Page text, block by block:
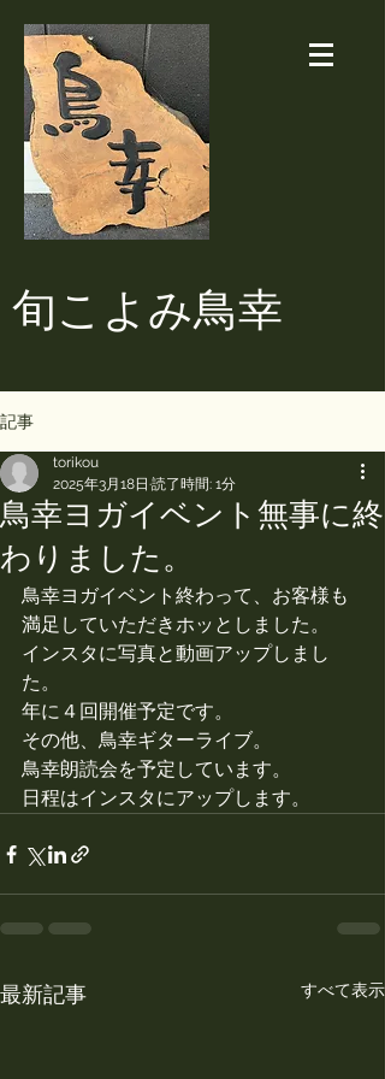
​旬こよみ鳥幸
記事
鳥幸ヨガイベント無事に終
わりました。
torikou
2025年3月18日 読了時間: 1分
鳥幸ヨガイベント終わって、お客様も
満足していただきホッとしました。
インスタに写真と動画アップしまし
た。
年に４回開催予定です。
その他、鳥幸ギターライブ。
鳥幸朗読会を予定しています。
日程はインスタにアップします。
最新記事 すべて表示